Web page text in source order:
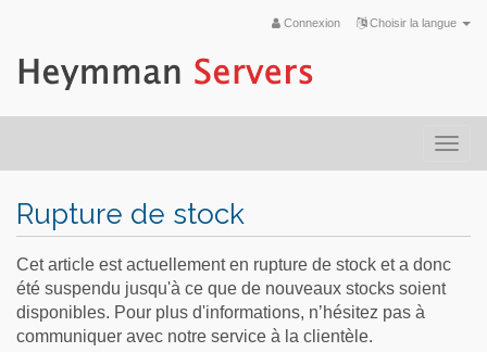
Choisir la langue
Connexion
Rupture de stock
Cet article est actuellement en rupture de stock et a donc
été suspendu jusqu'à ce que de nouveaux stocks soient
disponibles. Pour plus d'informations, n’hésitez pas à
communiquer avec notre service à la clientèle.